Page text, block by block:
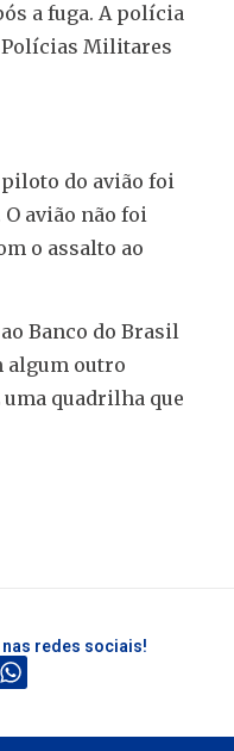
a fuga. A polícia
Polícias Militares
do avião foi
avião não foi
o assalto ao
Banco do Brasil
algum outro
quadrilha que
redes sociais!